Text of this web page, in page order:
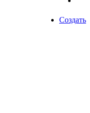
Создать